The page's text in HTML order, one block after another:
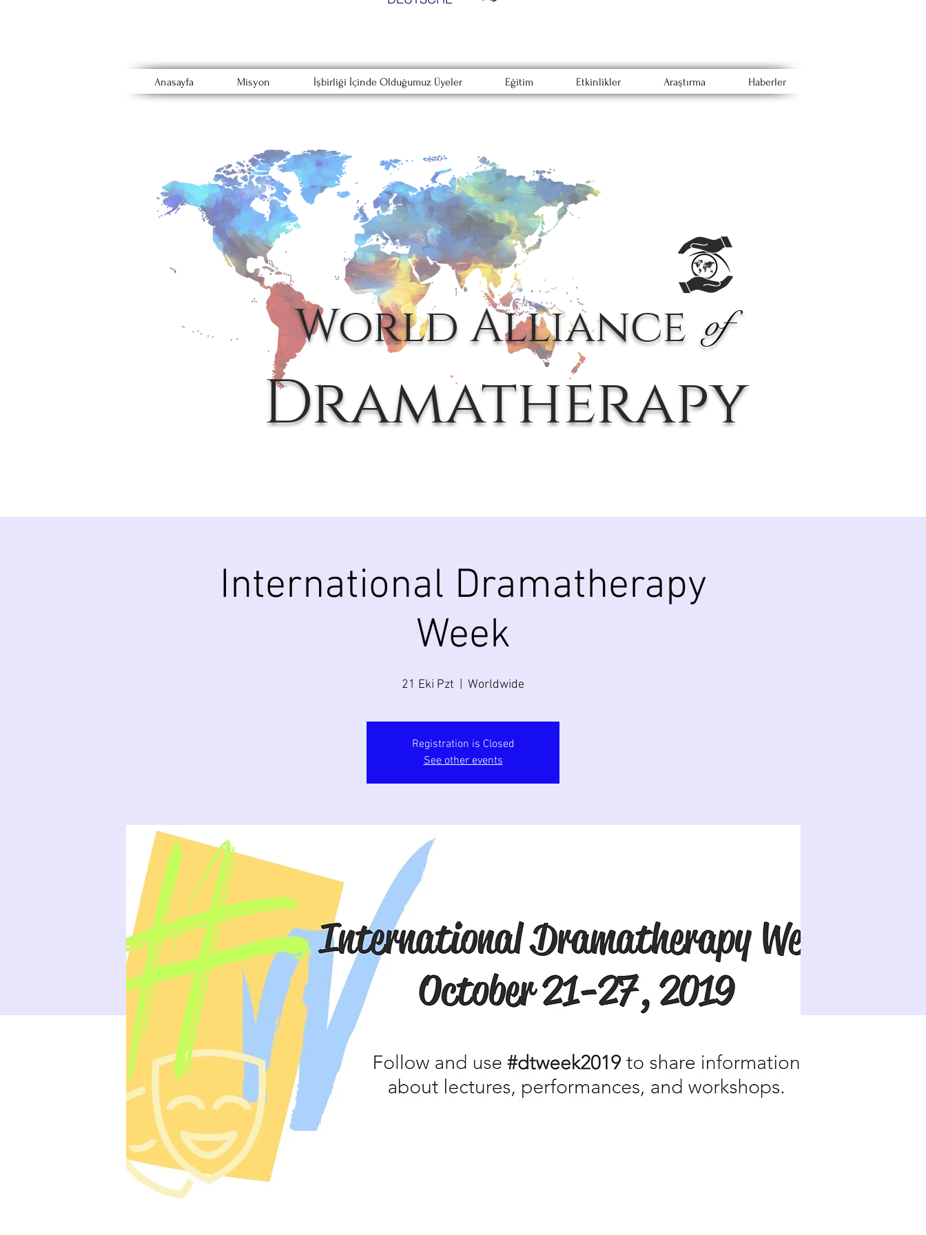
Anasayfa Misyon İşbirliği İçinde Olduğumuz Üyeler Eğitim Etkinlikler Araştırma Haberler
World Alliance of
Dramatherapy
International Dramatherapy
Week
21 Eki Pzt Worldwide
Registration is Closed
See other events